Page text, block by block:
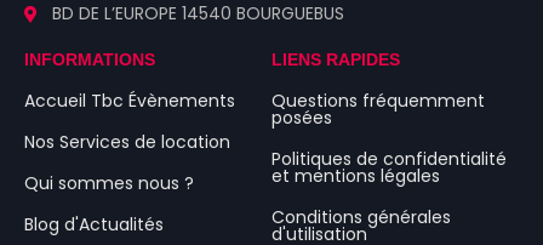
BD DE L’EUROPE 14540 BOURGUEBUS
INFORMATIONS
Accueil Tbc Évènements
Nos Services de location
Qui sommes nous ?
Blog d'Actualités
LIENS RAPIDES
Questions fréquemment
posées
Politiques de confidentialité
et mentions légales
Conditions générales
d'utilisation